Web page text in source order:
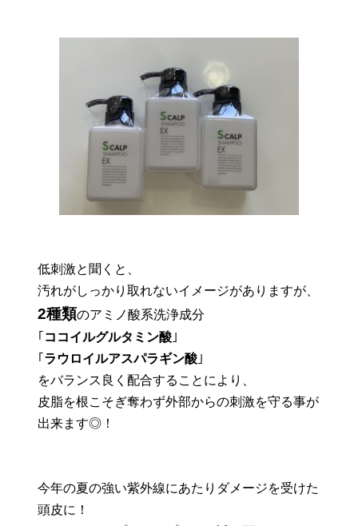
低刺激と聞くと、
汚れがしっかり取れないイメージがありますが、
2種類のアミノ酸系洗浄成分
｢ ココイルグルタミン酸 ｣
｢ ラウロイルアスパラギン酸 ｣
をバランス良く配合することにより、
皮脂を根こそぎ奪わず外部からの刺激を守る事が
出来ます◎！
今年の夏の強い紫外線にあたりダメージを受けた
頭皮に！